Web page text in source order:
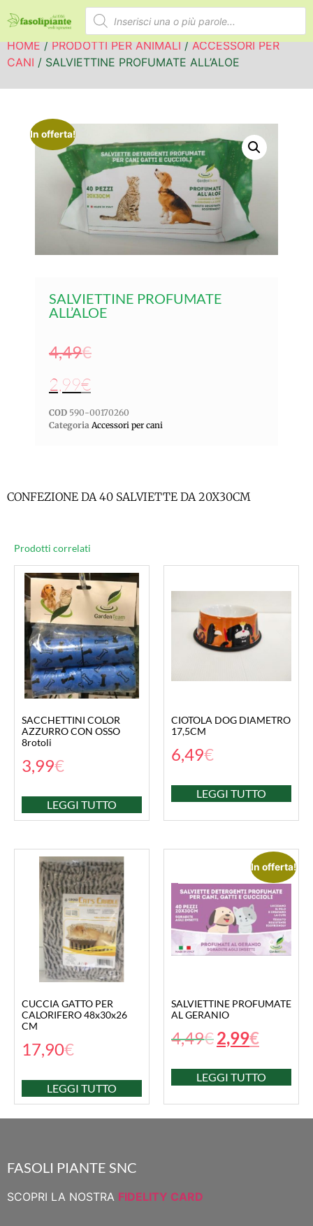
HOME/PRODOTTI PER ANIMALI/ACCESSORI PER
CANI / SALVIETTINE PROFUMATE ALL’ALOE
In offerta!
SALVIETTINE PROFUMATE
ALL’ALOE
4,49€
2,99€
COD 590-00170260
Categoria Accessori per cani
CONFEZIONE DA 40 SALVIETTE DA 20X30CM
Prodotti correlati
SACCHETTINI COLOR
AZZURRO CON OSSO
8rotoli
3,99€
LEGGI TUTTO
CIOTOLA DOG DIAMETRO
17,5CM
6,49€
LEGGI TUTTO
CUCCIA GATTO PER
CALORIFERO 48x30x26
CM
17,90€
LEGGI TUTTO
In offerta!
SALVIETTINE PROFUMATE
AL GERANIO
4,49€2,99€
LEGGI TUTTO
FASOLI PIANTE SNC
SCOPRI LA NOSTRA FIDELITY CARD